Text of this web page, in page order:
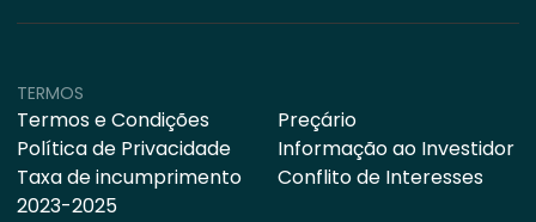
TERMOS
Termos e Condições
Política de Privacidade
Taxa de incumprimento
2023-2025
Preçário
Informação ao Investidor
Conflito de Interesses